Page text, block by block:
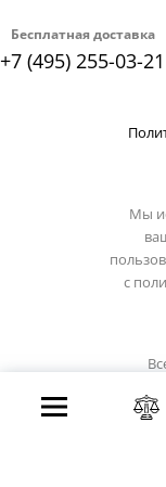
Бесплатная доставка
+7 (495) 255-03-21
Мы
с